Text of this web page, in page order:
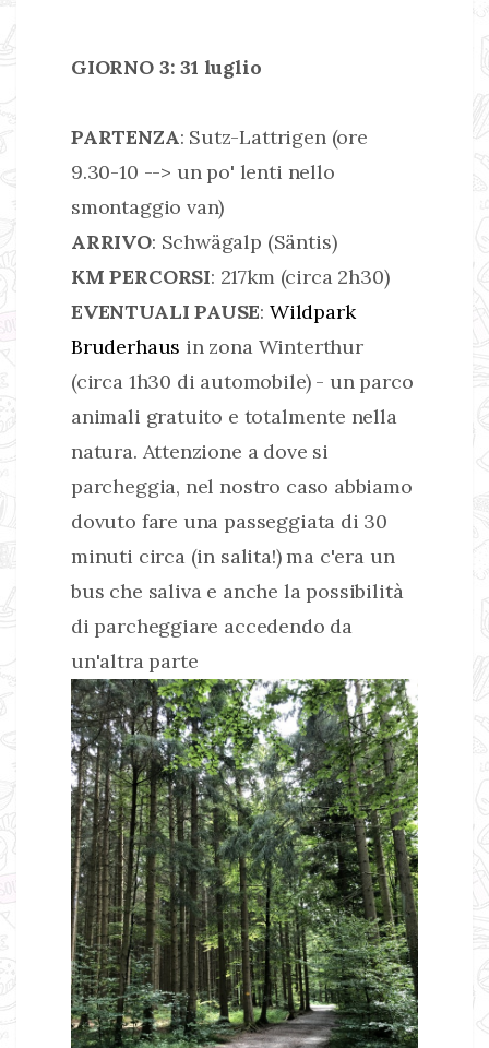
GIORNO 3: 31 luglio
PARTENZA: Sutz-Lattrigen (ore
9.30-10 --> un po' lenti nello
smontaggio van)
ARRIVO: Schwägalp (Säntis)
KM PERCORSI: 217km (circa 2h30)
EVENTUALI PAUSE: Wildpark
Bruderhaus in zona Winterthur
(circa 1h30 di automobile) - un parco
animali gratuito e totalmente nella
natura. Attenzione a dove si
parcheggia, nel nostro caso abbiamo
dovuto fare una passeggiata di 30
minuti circa (in salita!) ma c'era un
bus che saliva e anche la possibilità
di parcheggiare accedendo da
un'altra parte